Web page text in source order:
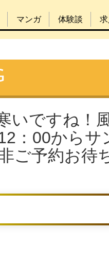
マンガ 体験談 求
いですね！
：00からサ
ご予約お待